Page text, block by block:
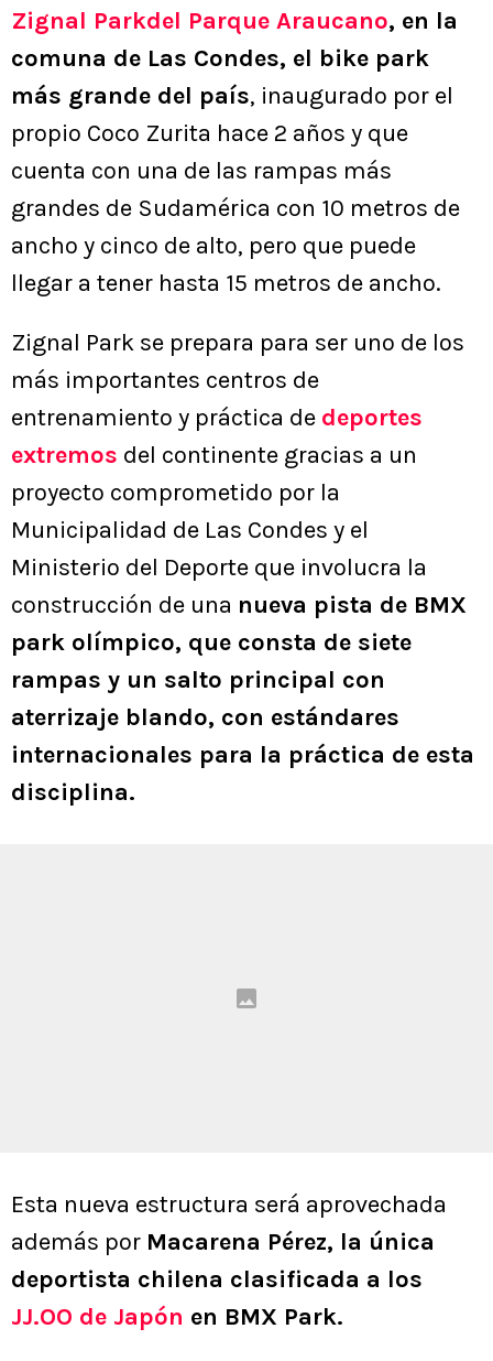
Zignal Parkdel Parque Araucano, en la
comuna de Las Condes, el bike park
más grande del país, inaugurado por el
propio Coco Zurita hace 2 años y que
cuenta con una de las rampas más
grandes de Sudamérica con 10 metros de
ancho y cinco de alto, pero que puede
llegar a tener hasta 15 metros de ancho.
Zignal Park se prepara para ser uno de los
más importantes centros de
entrenamiento y práctica de deportes
extremos del continente gracias a un
proyecto comprometido por la
Municipalidad de Las Condes y el
Ministerio del Deporte que involucra la
construcción de una nueva pista de BMX
park olímpico, que consta de siete
rampas y un salto principal con
aterrizaje blando, con estándares
internacionales para la práctica de esta
disciplina.
Esta nueva estructura será aprovechada
además por Macarena Pérez, la única
deportista chilena clasificada a los
JJ.OO de Japón en BMX Park.